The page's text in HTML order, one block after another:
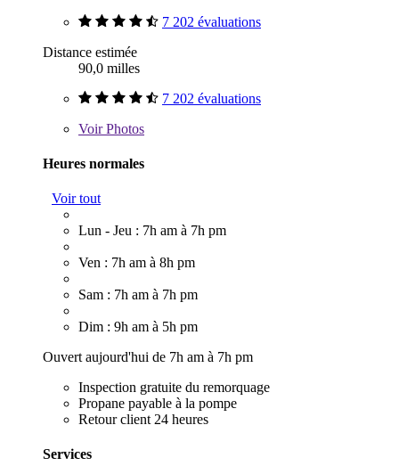
7 202 évaluations
Distance estimée
90,0 milles
7 202 évaluations
VoirPhotos
Heures normales
Voir tout
Lun - Jeu : 7h am à 7h pm
Ven : 7h am à 8h pm
Sam : 7h am à 7h pm
Dim : 9h am à 5h pm
Ouvert aujourd'hui de 7h am à 7h pm
Inspection gratuite du remorquage
Propane payable à la pompe
Retour client 24 heures
Services